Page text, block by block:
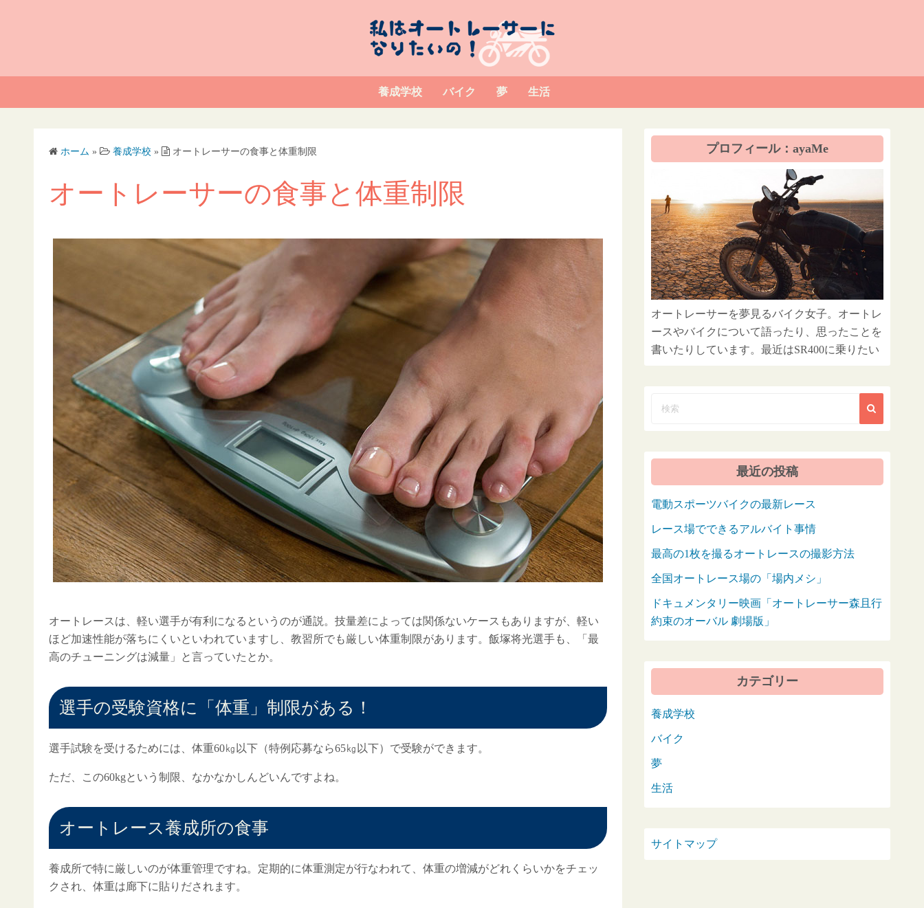
養成学校 バイク 夢 生活
ホーム » 養成学校 » オートレーサーの食事と体重制限
オートレーサーの食事と体重制限
オートレースは、軽い選手が有利になるというのが通説。技量差によっては関係ないケースもありますが、軽い
ほど加速性能が落ちにくいといわれていますし、教習所でも厳しい体重制限があります。飯塚将光選手も、「最
高のチューニングは減量」と言っていたとか。
選手の受験資格に「体重」制限がある！
選手試験を受けるためには、体重60㎏以下（特例応募なら65㎏以下）で受験ができます。
ただ、この60kgという制限、なかなかしんどいんですよね。
オートレース養成所の食事
養成所で特に厳しいのが体重管理ですね。定期的に体重測定が行なわれて、体重の増減がどれくらいかをチェッ
クされ、体重は廊下に貼りだされます。
プロフィール：ayaMe
オートレーサーを夢見るバイク女子。オートレ
ースやバイクについて語ったり、思ったことを
書いたりしています。最近はSR400に乗りたい
最近の投稿
電動スポーツバイクの最新レース
レース場でできるアルバイト事情
最高の1枚を撮るオートレースの撮影方法
全国オートレース場の「場内メシ」
ドキュメンタリー映画「オートレーサー森且行
約束のオーバル 劇場版」
カテゴリー
養成学校
バイク
夢
生活
サイトマップ